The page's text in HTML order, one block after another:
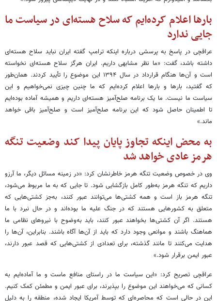
بارها اعلام کرده‌ایم که سلاح هسته‌ای در سیاست ما
جایی ندارد
عراقچی در پاسخ به پرسشی درباره اینکه ترامپ گفته ایران نباید سلاح هسته‌ای
داشته باشد، گفت: «ما نظر مشابهی داریم. ایران هرگز سلاح هسته‌ای نخواسته
است و آن‌ها هنگام قرارداد در سال ۱۳۹۴ این موضوع را تأیید کردند. همان‌طور
که گفتید، بارها و بارها اعلام کرده‌ایم که ما چنین چیزی نمی‌خواهیم و این
سیاست ما نیست. ما یک برنامه صلح‌آمیز هسته‌ای داریم و همیشه آماده بوده‌ایم
تا اطمینان حاصل شود که این برنامه صلح‌آمیز است و صلح‌آمیز باقی خواهد
ماند.»
به محض اینکه تجاوز پایان پیدا کند وضعیت تنگه
هرمز عادی خواهد شد
وی در خصوص وضعیت تنگه هرمز خاطرنشان کرد: «در زمینه مسائل دیگر، ما آرزو
داریم که تنگه هرمز به‌طور کامل بازگشایی شود. تا جایی که به ما مربوط می‌شود،
تنگه هرمز باز است و همه کشتی‌ها می‌توانند عبور کنند، به‌جز کشتی‌هایی که
متعلق به کشورهایی هستند که در جنگ علیه ما بوده‌اند و در حال نبرد با ما
هستند. اگر آن کشتی‌ها بخواهند عبور کنند، باید به‌وضوح با نیروهای نظامی ما
هماهنگ باشند و موانعی وجود دارد که باید از آن‌ها آگاه باشند. بنابراین، آن‌ها را
هدایت می‌کنند تا مانند گذشته، برای تعدادی از کشتی‌هایی که قصد عبور دارند،
عبور ایمن برقرار شود.»
عراقچی تصریح کرد: «این سیاست ما در راستای منافع ماست و ما آماده‌ایم به
کسانی که می‌خواهند این موضوع را بپذیرند، برای عبور ایمن و مطمئن کمک کنیم.
این در حالی است که محاصره‌ای که توسط آمریکا ایجاد شده، منطقه را به دلیل